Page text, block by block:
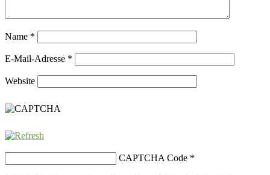
Name *
E-Mail-Adresse *
Website
CAPTCHA Code *